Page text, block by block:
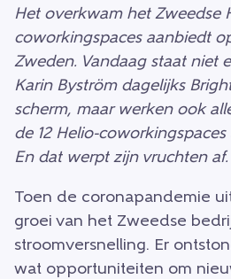
Het overkwam het Zweedse
coworkingspaces aanbiedt
Zweden. Vandaag staat niet
Karin Byström dagelijks
scherm, maar werken ook
de 12 Helio-
En dat werpt zijn vruchten af.
Toen de coronapandemie
groei van het Zweedse
stroomversnelling. Er
wat opportuniteiten om